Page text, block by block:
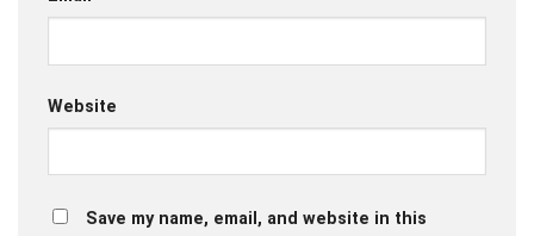
Website
Save my name, email, and website in this